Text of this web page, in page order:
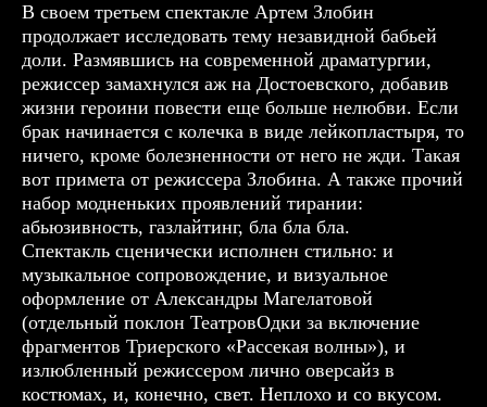
В своем третьем спектакле Артем Злобин
продолжает исследовать тему незавидной бабьей
доли. Размявшись на современной драматургии,
режиссер замахнулся аж на Достоевского, добавив
жизни героини повести еще больше нелюбви. Если
брак начинается с колечка в виде лейкопластыря, то
ничего, кроме болезненности от него не жди. Такая
вот примета от режиссера Злобина. А также прочий
набор модненьких проявлений тирании:
абьюзивность, газлайтинг, бла бла бла.
Спектакль сценически исполнен стильно: и
музыкальное сопровождение, и визуальное
оформление от Александры Магелатовой
(отдельный поклон ТеатровОдки за включение
фрагментов Триерского «Рассекая волны»), и
излюбленный режиссером лично оверсайз в
костюмах, и, конечно, свет. Неплохо и со вкусом.